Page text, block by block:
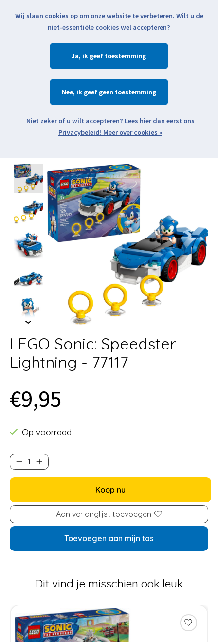
Klik voor actuele verzendinformatie...
Verlanglijst
Zoeken
Open webshop menu
Product image slideshow Items
LEGO Sonic: Speedster
Lightning - 77117
€9,95
Op voorraad
Koop nu
Aan verlanglijst toevoegen
Toevoegen aan mijn tas
Dit vind je misschien ook leuk
Items van productcarrousel
Wij slaan cookies op om onze website te verbeteren. Wilt u de
niet-essentiële cookies wel accepteren?
Ja
Nee
Meer over cookies »